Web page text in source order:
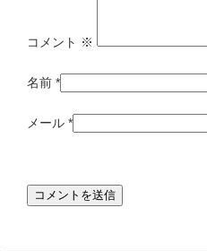
コメント ※
名前 *
メール *